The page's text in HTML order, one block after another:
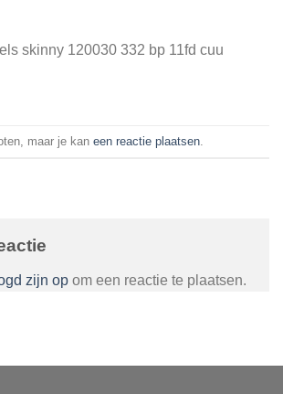
skinny 120030 332 bp 11fd cuu
maar je kan een reactie plaatsen
zijn op om een reactie te plaatsen.